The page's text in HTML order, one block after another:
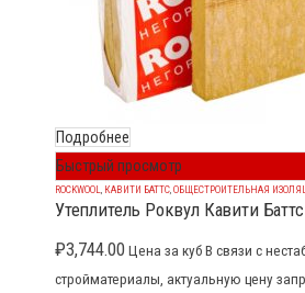
Подробнее
Быстрый просмотр
ROCKWOOL КАВИТИ БАТТС ОБЩЕСТРОИТЕЛЬНАЯ
Утеплитель Роквул Кавити
₽3,744.00 Цена за куб В связи с
стройматериалы, актуальную цену